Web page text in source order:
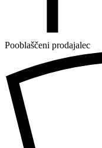
Pooblaščeni prodajalec